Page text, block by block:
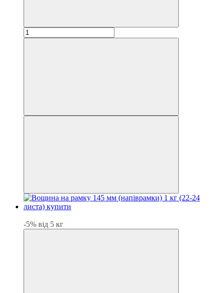
-5% від 5 кг